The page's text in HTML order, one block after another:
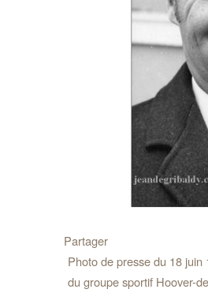
Partager
Photo de presse du 18
du groupe sportif Hoover-